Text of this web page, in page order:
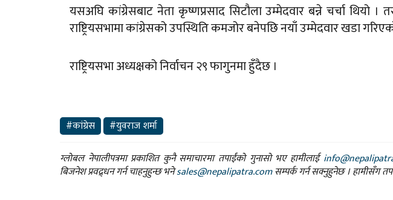
यसअघि कांग्रेसबाट नेता कृष्णप्रसाद सिटौला उम्मेदवार बन्ने चर्चा थियो ।
राष्ट्रियसभामा कांग्रेसको उपस्थिति कमजोर बनेपछि नयाँ उम्मेदवार खडा
राष्ट्रियसभा अध्यक्षको निर्वाचन २९ फागुनमा हुँदैछ ।
#कांग्रेस
#युवराज शर्मा
ग्लोबल नेपालीपत्रमा प्रकाशित कुनै समाचारमा तपाईंको गुनासो भए हामीलाई
बिजनेश प्रवद्र्धन गर्न चाहनुहुन्छ भनेsales@nepalipatra.comसम्पर्क गर्न सक्नुहुनेछ । हामीसँग